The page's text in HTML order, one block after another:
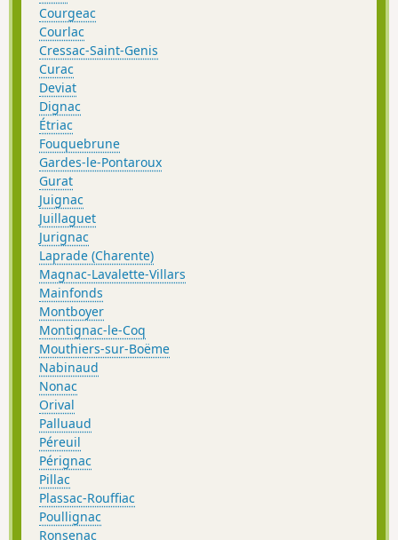
Courgeac
Courlac
Cressac-Saint-Genis
Curac
Deviat
Dignac
Étriac
Fouquebrune
Gardes-le-Pontaroux
Gurat
Juignac
Juillaguet
Jurignac
Laprade (Charente)
Magnac-Lavalette-Villars
Mainfonds
Montboyer
Montignac-le-Coq
Mouthiers-sur-Boëme
Nabinaud
Nonac
Orival
Palluaud
Péreuil
Pérignac
Pillac
Plassac-Rouffiac
Poullignac
Ronsenac